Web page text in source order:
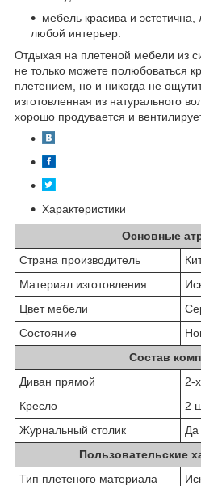
мебель красива и
любой интерьер.
Отдыхая на плетеной мебели из
не только можете полюбоваться
плетением, но и никогда не
изготовленная из натурального
хорошо продувается и
Характеристики
Основные
Страна производитель
Материал изготовления
Цвет мебели
Состояние
Состав
Диван прямой
2-
Кресло
2
Журнальный столик
Да
Пользовательские
Тип плетеного материала